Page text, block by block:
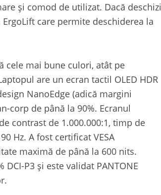
și comod de utilizat. Dacă deschizi
care permite deschiderea la
cele mai bune culori, atât pe
are un ecran tactil OLED HDR
NanoEdge (adică margini
corp de până la 90%. Ecranul
contrast de 1.000.000:1, timp de
Hz. A fost certificat VESA
maximă de până la 600 nits.
P3 și este validat PANTONE